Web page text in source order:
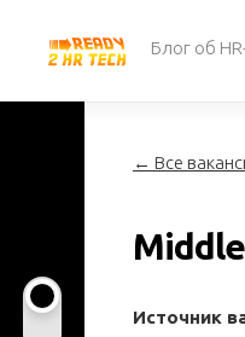
содержанию
Блог об
← Все
Источник